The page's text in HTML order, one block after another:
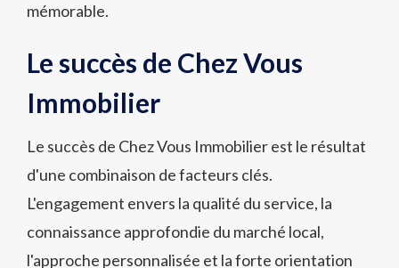
mémorable.
Le succès de Chez Vous
Immobilier
Le succès de Chez Vous Immobilier est le résultat
d'une combinaison de facteurs clés.
L'engagement envers la qualité du service, la
connaissance approfondie du marché local,
l'approche personnalisée et la forte orientation